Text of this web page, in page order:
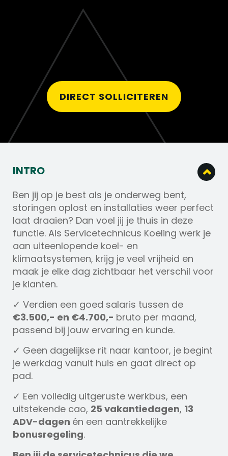
DIRECT SOLLICITEREN
INTRO
Ben jij op je best als je onderweg bent,
storingen oplost en installaties weer perfect
laat draaien? Dan voel jij je thuis in deze
functie. Als Servicetechnicus Koeling werk je
aan uiteenlopende koel- en
klimaatsystemen, krijg je veel vrijheid en
maak je elke dag zichtbaar het verschil voor
je klanten.
✓ Verdien een goed salaris tussen de
€3.500,- en €4.700,- bruto per maand,
passend bij jouw ervaring en kunde.
✓ Geen dagelijkse rit naar kantoor, je begint
je werkdag vanuit huis en gaat direct op
pad.
✓ Een volledig uitgeruste werkbus, een
uitstekende cao, 25 vakantiedagen, 13
ADV-dagen én een aantrekkelijke
bonusregeling.